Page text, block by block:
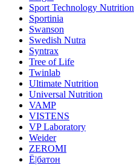
Sport Technology Nutrition
Sportinia
Swanson
Swedish Nutra
Syntrax
Tree of Life
Twinlab
Ultimate Nutrition
Universal Nutrition
VAMP
VISTENS
VP Laboratory
Weider
ZEROMI
Ё|батон